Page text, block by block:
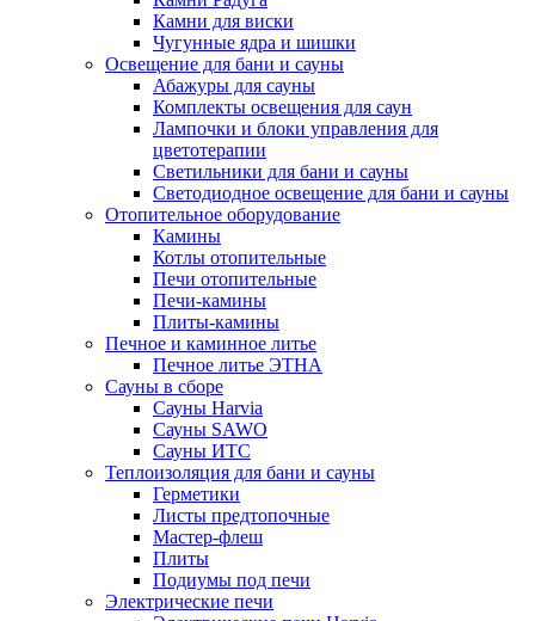
Камни для виски
Чугунные ядра и шишки
Освещение для бани и сауны
Абажуры для сауны
Комплекты освещения для саун
Лампочки и блоки управления для
цветотерапии
Светильники для бани и сауны
Светодиодное освещение для бани и сауны
Отопительное оборудование
Камины
Котлы отопительные
Печи отопительные
Печи-камины
Плиты-камины
Печное и каминное литье
Печное литье ЭТНА
Сауны в сборе
Cауны Harvia
Сауны SAWO
Сауны ИТС
Теплоизоляция для бани и сауны
Герметики
Листы предтопочные
Мастер-флеш
Плиты
Подиумы под печи
Электрические печи